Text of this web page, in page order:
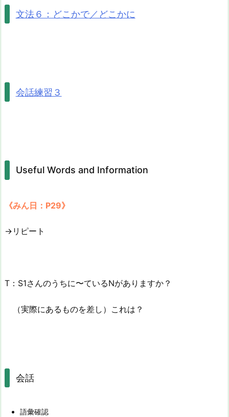
文法６：どこかで／どこかに
会話練習３
Useful Words and Information
《みん日：P29》
→リピート
T：S1さんのうちに〜ているNがありますか？
（実際にあるものを差し）これは？
会話
語彙確認